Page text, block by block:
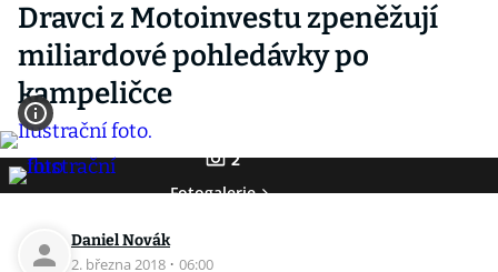
Dravci z Motoinvestu zpeněžují
miliardové pohledávky po
kampeličce
2
Fotogalerie
Daniel Novák
2. března 2018 · 06:00